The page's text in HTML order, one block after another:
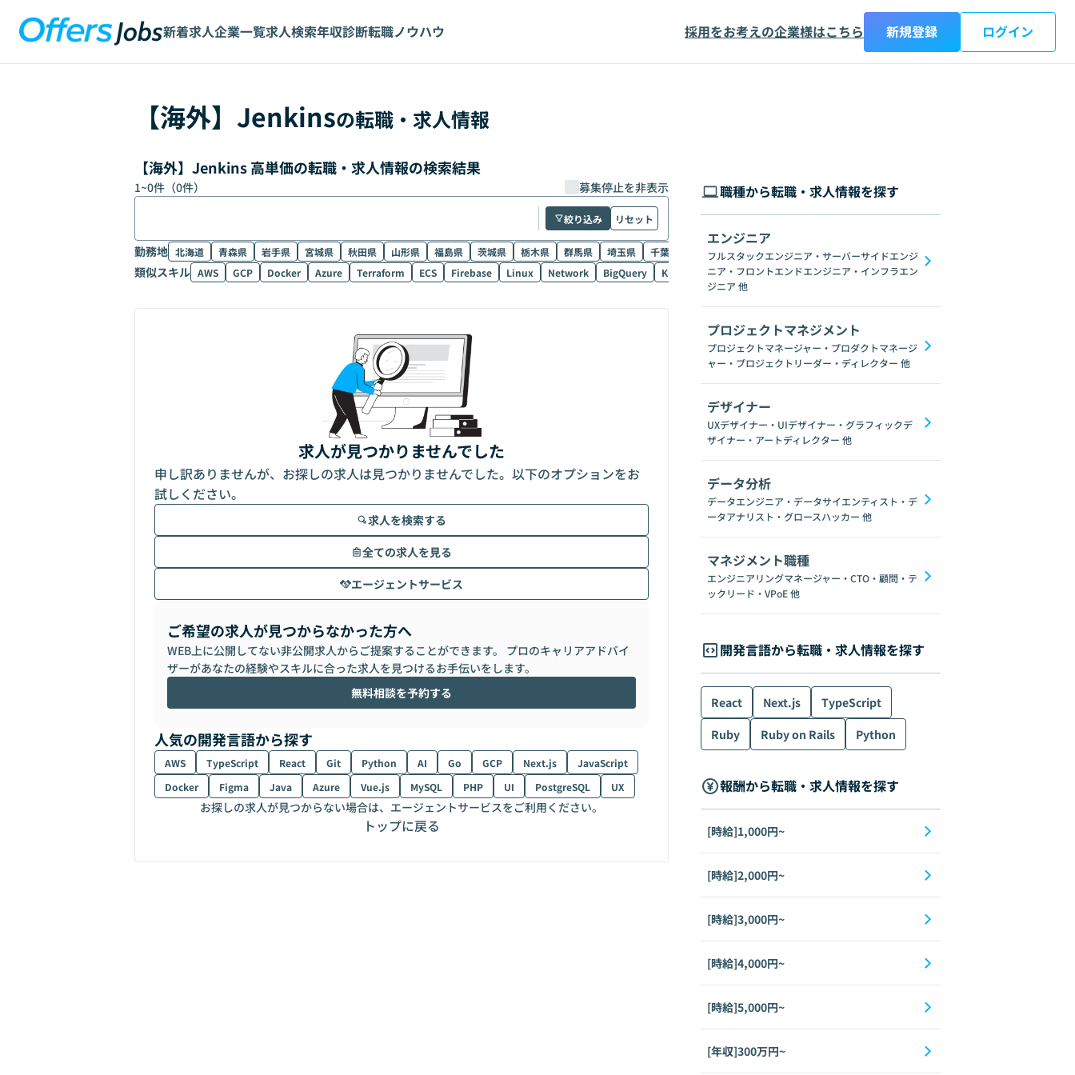
新着求人企業一覧求人検索年収診断転職ノウハウ 採用をお考えの企業様はこちら 新規登録 ログイン
【海外】 Jenkinsの転職・求人情報
【海外】Jenkins 高単価の転職・求人情報の検索結果
1~0件（0件） 募集停止を非表示
絞り込み リセット
勤務地 北海道 青森県 岩手県 宮城県 秋田県 山形県 福島県 茨城県 栃木県 群馬県 埼玉県 千葉県 東京都 神奈川県 新潟県 富山県 石川県
類似スキル AWS GCP Docker Azure Terraform ECS Firebase Linux Network BigQuery Kubernetes Datadog Jenkins Zabbix NGINX
求人が見つかりませんでした
申し訳ありませんが、お探しの求人は見つかりませんでした。以下のオプションをお
試しください。
求人を検索する
全ての求人を見る
エージェントサービス
ご希望の求人が見つからなかった方へ
WEB上に公開してない非公開求人からご提案することができます。 プロのキャリアアドバイ
ザーがあなたの経験やスキルに合った求人を見つけるお手伝いをします。
無料相談を予約する
人気の開発言語から探す
AWS TypeScript React Git Python AI Go GCP Next.js
JavaScript
Docker
Figma Java Azure Vue.js MySQL PHP UI PostgreSQL UX
お探しの求人が見つからない場合は、エージェントサービスをご利用ください。
トップに戻る
職種から転職・求人情報を探す
エンジニア
フルスタックエンジニア・サーバーサイドエンジ
ニア・フロントエンドエンジニア・インフラエン
ジニア 他
プロジェクトマネジメント
プロジェクトマネージャー・プロダクトマネージ
ャー・プロジェクトリーダー・ディレクター 他
デザイナー
UXデザイナー・UIデザイナー・グラフィックデ
ザイナー・アートディレクター 他
データ分析
データエンジニア・データサイエンティスト・デ
ータアナリスト・グロースハッカー 他
マネジメント職種
エンジニアリングマネージャー・CTO・顧問・テ
ックリード・VPoE他
開発言語から転職・求人情報を探す
React Next.js
TypeScript
Ruby
Ruby on Rails Python
報酬から転職・求人情報を探す
[時給]1,000円~
[時給]2,000円~
[時給]3,000円~
[時給]4,000円~
[時給]5,000円~
[年収]300万円~